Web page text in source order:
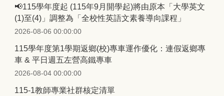
📢115學年度起 (115年9月開學起)將由原本「大學英文
(1)至(4)」調整為「全校性英語文素養導向課程」
2026-08-06 00:00:00
115學年度第1學期返鄉(校)專車運作優化：連假返鄉專
車 & 平日週五左營高鐵專車
2026-08-04 00:00:00
115-1教師專業社群核定清單